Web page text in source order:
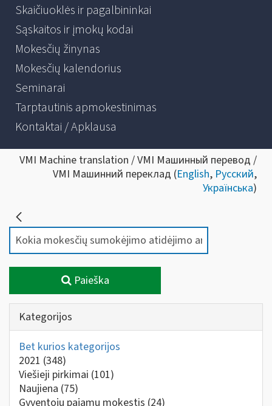
Skaičiuoklės ir pagalbininkai
Sąskaitos ir įmokų kodai
Mokesčių žinynas
Mokesčių kalendorius
Seminarai
Tarptautinis apmokestinimas
Kontaktai / Apklausa
VMI Machine translation / VMI Машинный перевод /
VMI Машинний переклад (English, Русский,
Українська)
Paieška
Kategorijos
Bet kurios kategorijos
2021 (348)
Viešieji pirkimai (101)
Naujiena (75)
Gyventojų pajamų mokestis (24)